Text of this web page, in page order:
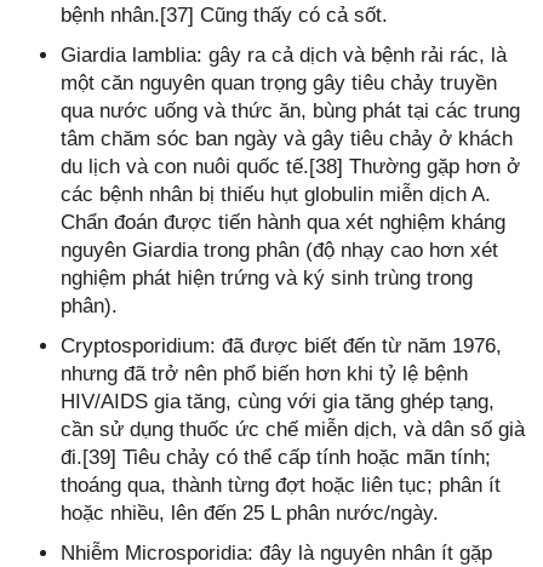
bệnh nhân.[37] Cũng thấy có cả sốt.
Giardia lamblia: gây ra cả dịch và bệnh rải rác, là
một căn nguyên quan trọng gây tiêu chảy truyền
qua nước uống và thức ăn, bùng phát tại các trung
tâm chăm sóc ban ngày và gây tiêu chảy ở khách
du lịch và con nuôi quốc tế.[38] Thường gặp hơn ở
các bệnh nhân bị thiếu hụt globulin miễn dịch A.
Chẩn đoán được tiến hành qua xét nghiệm kháng
nguyên Giardia trong phân (độ nhạy cao hơn xét
nghiệm phát hiện trứng và ký sinh trùng trong
phân).
Cryptosporidium: đã được biết đến từ năm 1976,
nhưng đã trở nên phổ biến hơn khi tỷ lệ bệnh
HIV/AIDS gia tăng, cùng với gia tăng ghép tạng,
cần sử dụng thuốc ức chế miễn dịch, và dân số già
đi.[39] Tiêu chảy có thể cấp tính hoặc mãn tính;
thoáng qua, thành từng đợt hoặc liên tục; phân ít
hoặc nhiều, lên đến 25 L phân nước/ngày.
Nhiễm Microsporidia: đây là nguyên nhân ít gặp